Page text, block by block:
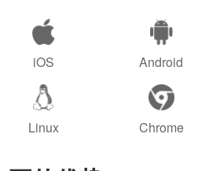
iOS Android
Linux Chrome